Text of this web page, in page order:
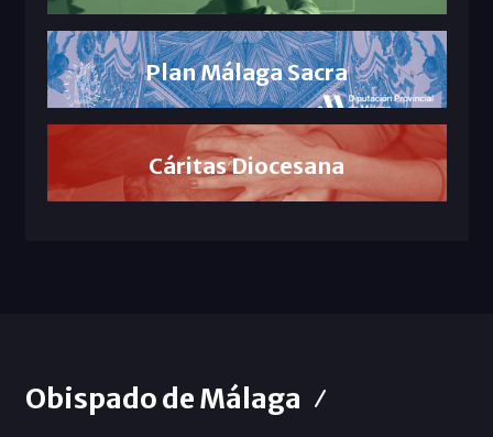
Plan Málaga Sacra
Cáritas Diocesana
Obispado de Málaga